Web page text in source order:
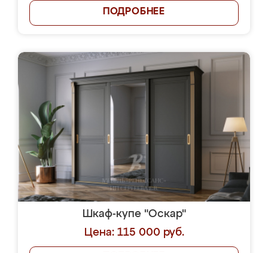
ПОДРОБНЕЕ
Шкаф-купе "Оскар"
Цена: 115 000 руб.